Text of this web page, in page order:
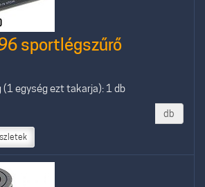
sportlégszűrő
(1 egység ezt takarja): 1 db
db